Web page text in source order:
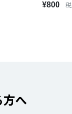
¥800
方へ